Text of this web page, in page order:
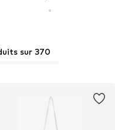
sur 370